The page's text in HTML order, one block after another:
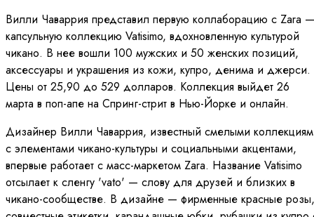
Вилли Чаваррия представил первую коллаборацию с Zara —
капсульную коллекцию Vatisimo, вдохновленную культурой
чикано. В нее вошли 100 мужских и 50 женских позиций,
аксессуары и украшения из кожи, купро, денима и джерси.
Цены от 25,90 до 529 долларов. Коллекция выйдет 26
марта в поп-апе на Спринг-стрит в Нью-Йорке и онлайн.
Дизайнер Вилли Чаваррия, известный смелыми
с элементами чикано-культуры и социальными акцентами,
впервые работает с масс-маркетом Zara. Название Vatisimo
отсылает к сленгу 'vato' — слову для друзей и близких в
чикано-сообществе. В дизайне — фирменные красные розы,